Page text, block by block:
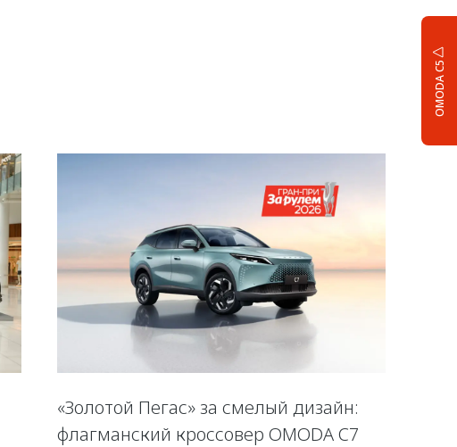
OMODA C5
«Золотой Пегас» за смелый дизайн:
флагманский кроссовер OMODA C7